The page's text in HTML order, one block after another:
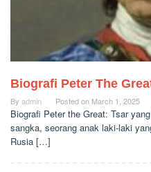
Biografi Peter The
By admin Posted on March 1, 2025
Biografi Peter the Great: Tsar
sangka, seorang anak laki-laki
Rusia […]